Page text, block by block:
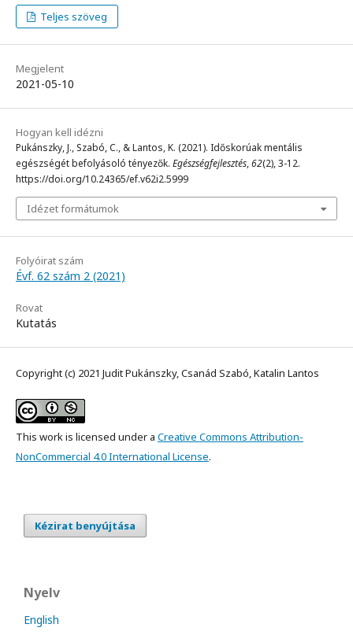
Teljes szöveg
Megjelent
2021-05-10
Hogyan kell idézni
Pukánszky, J., Szabó, C., & Lantos, K. (2021). Időskorúak mentális
egészségét befolyásoló tényezők. Egészségfejlesztés,62(2), 3-12.
https://doi.org/10.24365/ef.v62i2.5999
Idézet formátumok
Folyóirat szám
Évf. 62 szám 2 (2021)
Rovat
Kutatás
Copyright (c) 2021 Judit Pukánszky, Csanád Szabó, Katalin Lantos
This work is licensed under a Creative Commons Attribution-
NonCommercial 4.0 International License.
Kézirat benyújtása
Nyelv
English